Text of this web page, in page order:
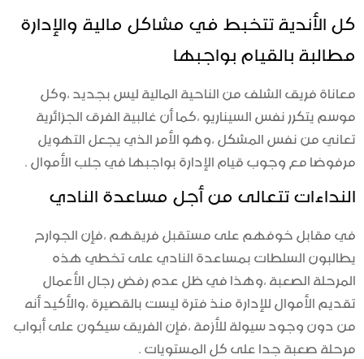
كل الأندية تتخبط في مشاكل مالية والإدارة
مطالبة بالقيام بواجبها
معاناة فريق الشلف من الناحية المالية ليس بجديد ،وكل
موسم يتكرر نفس السيناريو ،كما أن غالبية الفرق الجزائرية
تعاني من نفس المشكل ،وهو الأمر الذي يجعل التهويل
مرفوضا مع وجوب قيام الإدارة بواجبها في جلب الأموال .
النداءات تتعالى من أجل مساعدة النادي
في مقابل خوفهم على مستقبل فريقهم ،فإن الجوارح
يطالبون السلطات بمساعدة النادي على تخطي هذه
المرحلة الصعبة ،وهذا في ظل عدم رفض رجال الأعمال
تقديم الأموال للإدارة منذ فترة ليست بالقصيرة ،والأكيد أنه
من دون وجود سيولة للأزمة ،فإن الفريق سيكون على أبواب
مرحلة صعبة جدا على كل المستويات .